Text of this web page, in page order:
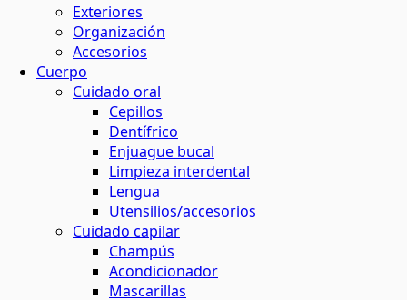
Exteriores
Organización
Accesorios
Cuerpo
Cuidado oral
Cepillos
Dentífrico
Enjuague bucal
Limpieza interdental
Lengua
Utensilios/accesorios
Cuidado capilar
Champús
Acondicionador
Mascarillas